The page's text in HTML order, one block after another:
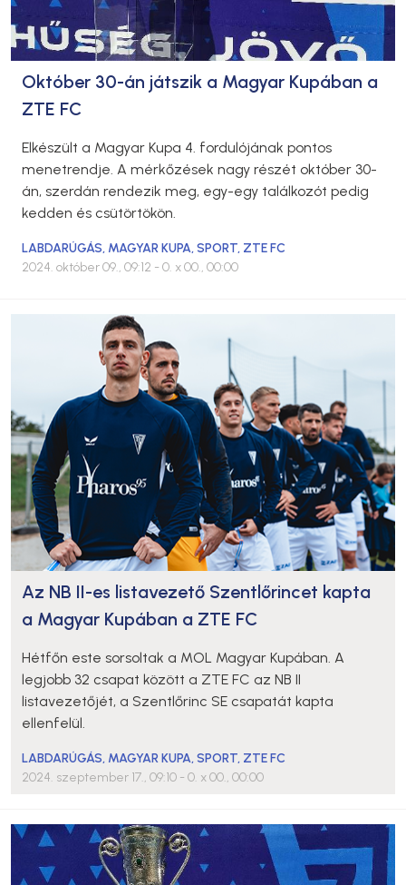
Október 30-án játszik a Magyar Kupában a
ZTE FC
Elkészült a Magyar Kupa 4. fordulójának pontos
menetrendje. A mérkőzések nagy részét október 30-
án, szerdán rendezik meg, egy-egy találkozót pedig
kedden és csütörtökön.
LABDARÚGÁS, MAGYAR KUPA,SPORT, ZTE FC
2024. október 09., 09:12 - 0. x 00., 00:00
Az NB II-es listavezető Szentlőrincet kapta
a Magyar Kupában a ZTE FC
Hétfőn este sorsoltak a MOL Magyar Kupában. A
legjobb 32 csapat között a ZTE FC az NB II
listavezetőjét, a Szentlőrinc SE csapatát kapta
ellenfelül.
LABDARÚGÁS, MAGYAR KUPA,SPORT, ZTE FC
2024. szeptember 17., 09:10 - 0. x 00., 00:00